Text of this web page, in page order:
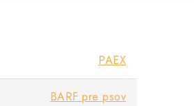
PAEX
BARF pre psov